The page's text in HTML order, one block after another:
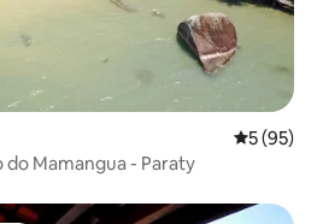
5 (95)
do Mamangua - Paraty